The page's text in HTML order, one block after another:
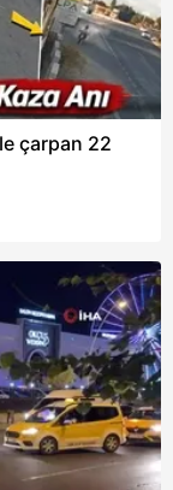
ilgili bilgi
çarpan 22